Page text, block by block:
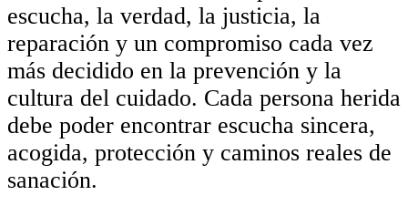
escucha, la verdad, la justicia, la
reparación y un compromiso cada vez
más decidido en la prevención y la
cultura del cuidado. Cada persona herida
debe poder encontrar escucha sincera,
acogida, protección y caminos reales de
sanación.